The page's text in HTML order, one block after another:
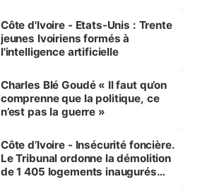
Côte d'Ivoire - Etats-Unis : Trente
jeunes Ivoiriens formés à
l'intelligence artificielle
Charles Blé Goudé « Il faut qu’on
comprenne que la politique, ce
n’est pas la guerre »
Côte d’Ivoire - Insécurité foncière.
Le Tribunal ordonne la démolition
de 1 405 logements inaugurés